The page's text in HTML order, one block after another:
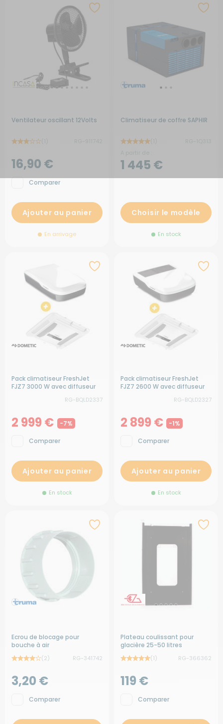
Ventilateur oscillant 12Volts
16,90 €
Comparer
Ajouter au panier
En arrivage
Climatiseur de coffre SAPHIR
1 445 €
Choisir le modèle
En stock
Pack climatiseur FreshJet
FJZ7 3000 W avec diffuseur
RG-BQLD2337
2 999 € -7%
Comparer
Ajouter au panier
En stock
Pack climatiseur FreshJet
FJZ7 2600 W avec diffuseur
RG-BQLD2327
2 899 € -1%
Comparer
Ajouter au panier
En stock
Ecrou de blocage pour
bouche à air
(2) RG-341742
3,20 €
Comparer
Plateau coulissant pour
glacière 25-50 litres
(1) RG-366362
119 €
Comparer